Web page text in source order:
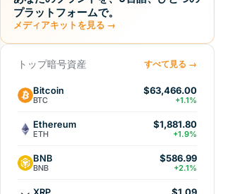
プラットフォームで。
メディアキットを見る →
トップ暗号資産 すべて見る →
Bitcoin
BTC
$63,466.00
+1.1%
Ethereum
ETH
$1,881.80
+1.9%
BNB
BNB
$586.99
+2.1%
XRP